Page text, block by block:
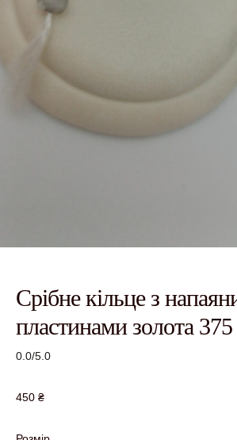
Срібне кільце з
пластинами золота
0.0/5.0
450 ₴